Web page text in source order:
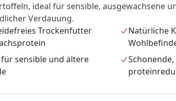
ideal für sensible, ausgewachsene
Verdauung.
Trockenfutter
Natürliche
sensible und ältere
Schonende,